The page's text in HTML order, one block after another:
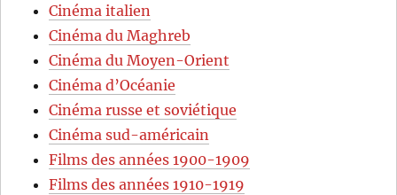
Cinéma italien
Cinéma du Maghreb
Cinéma du Moyen-Orient
Cinéma d’Océanie
Cinéma russe et soviétique
Cinéma sud-américain
Films des années 1900-1909
Films des années 1910-1919